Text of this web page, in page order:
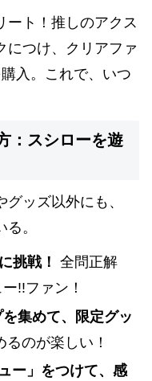
ート！推しのアクス
につけ、クリアファ
入。これで、いつ
：スシローを遊
ッズ以外にも、
。
挑戦！
全問正解
!!ファン！
集めて、限定グッ
るのが楽しい！
ー」をつけて、感